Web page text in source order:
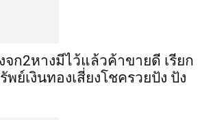
จก​2​หาง​มีไว้แล้ว​ค้าขาย​ดี​ เรียก​
พย์เงินทอง​เสี่ยงโชค​รวยปัง​ ปัง​